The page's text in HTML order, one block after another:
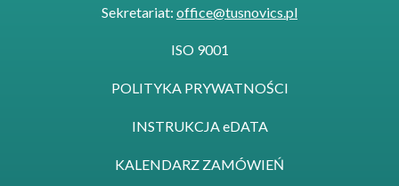
Sekretariat: office@tusnovics.pl
ISO 9001
POLITYKA PRYWATNOŚCI
INSTRUKCJA eDATA
KALENDARZ ZAMÓWIEŃ